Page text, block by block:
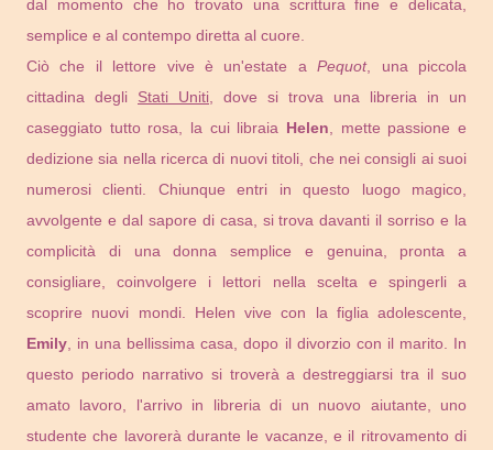
dal momento che ho trovato una scrittura fine e delicata,
semplice e al contempo diretta al cuore.
Ciò che il lettore vive è un'estate aPequot, una piccola
cittadina degli Stati Uniti , dove si trova una libreria in un
caseggiato tutto rosa, la cui libraia Helen , mette passione e
dedizione sia nella ricerca di nuovi titoli, che nei consigli ai suoi
numerosi clienti. Chiunque entri in questo luogo magico,
avvolgente e dal sapore di casa, si trova davanti il sorriso e la
complicità di una donna semplice e genuina, pronta a
consigliare, coinvolgere i lettori nella scelta e spingerli a
scoprire nuovi mondi. Helen vive con la figlia adolescente,
Emily , in una bellissima casa, dopo il divorzio con il marito. In
questo periodo narrativo si troverà a destreggiarsi tra il suo
amato lavoro, l'arrivo in libreria di un nuovo aiutante, uno
studente che lavorerà durante le vacanze, e il ritrovamento di